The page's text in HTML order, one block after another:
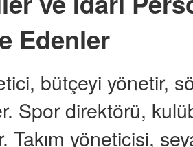
Edenler
bütçeyi yönetir,
Spor direktörü,
Takım yöneticisi,